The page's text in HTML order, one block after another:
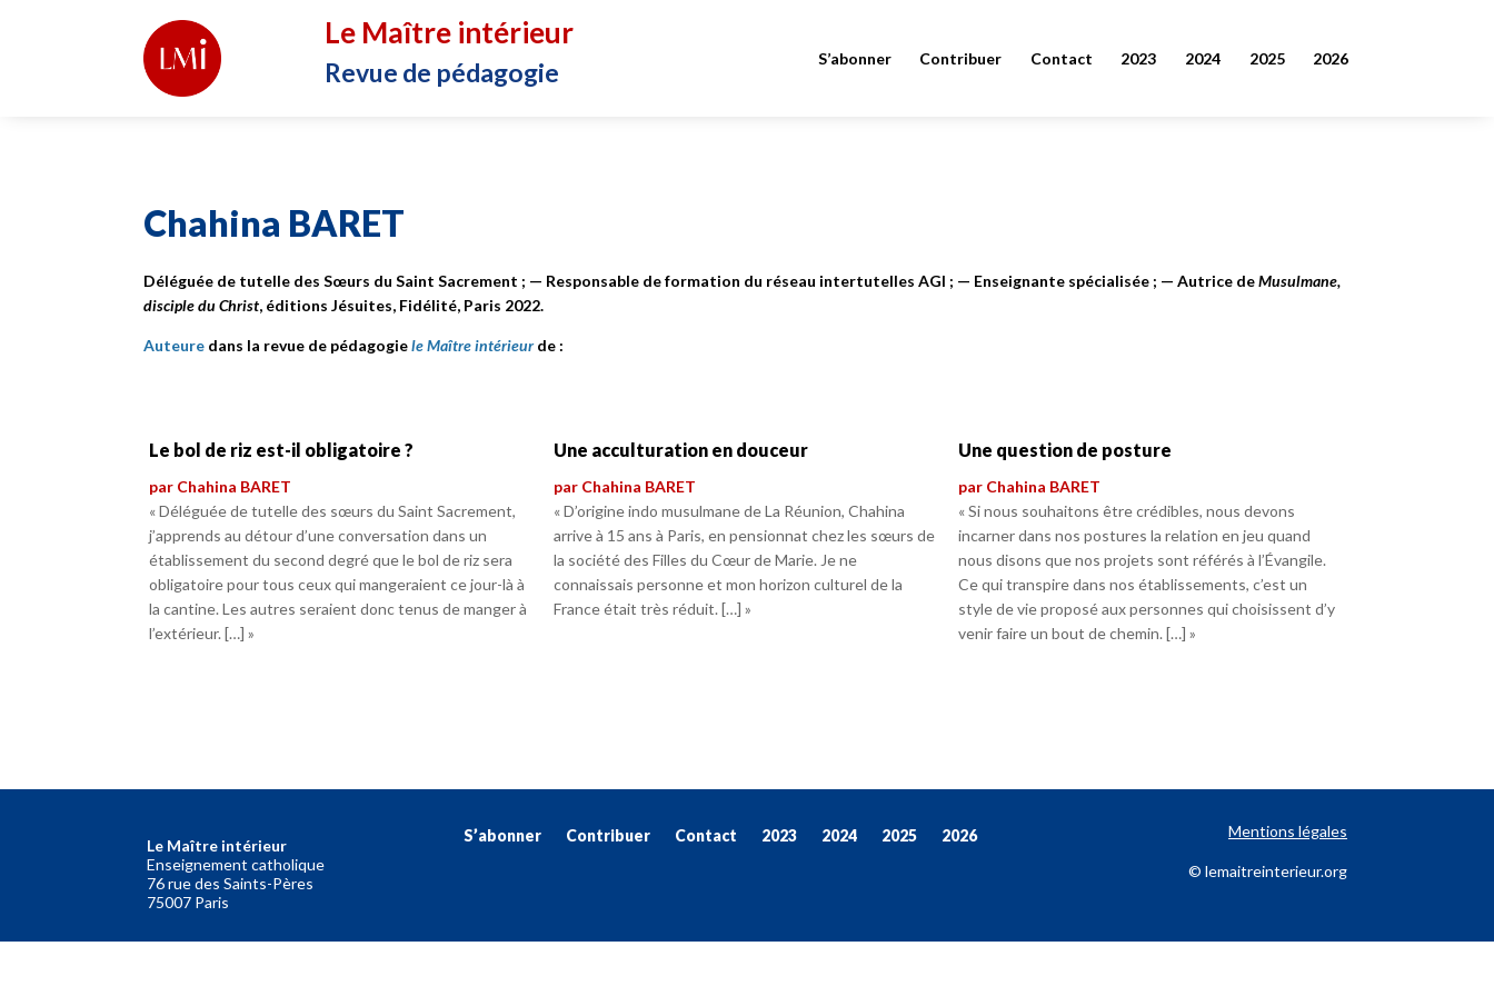
Le Maître intérieur
Revue de pédagogie S’abonner Contribuer Contact 2023 2024 2025 2026
Chahina BARET
Déléguée de tutelle des Sœurs du Saint Sacrement ; — Responsable de formation du réseau intertutelles AGI ; — Enseignante spécialisée ; — Autrice deMusulmane,
disciple du Christ, éditions Jésuites, Fidélité, Paris 2022.
Auteure dans la revue de pédagogiele Maître intérieurde :
Le bol de riz est-il obligatoire ?
par Chahina BARET
« Déléguée de tutelle des sœurs du Saint Sacrement,
j’apprends au détour d’une conversation dans un
établissement du second degré que le bol de riz sera
obligatoire pour tous ceux qui mangeraient ce jour-là à
la cantine. Les autres seraient donc tenus de manger à
l’extérieur. […] »
Une acculturation en douceur
par Chahina BARET
« D’origine indo musulmane de La Réunion, Chahina
arrive à 15 ans à Paris, en pensionnat chez les sœurs de
la société des Filles du Cœur de Marie. Je ne
connaissais personne et mon horizon culturel de la
France était très réduit. […] »
Une question de posture
par Chahina BARET
« Si nous souhaitons être crédibles, nous devons
incarner dans nos postures la relation en jeu quand
nous disons que nos projets sont référés à l’Évangile.
Ce qui transpire dans nos établissements, c’est un
style de vie proposé aux personnes qui choisissent d’y
venir faire un bout de chemin. […] »
Le Maître intérieur
Enseignement catholique
76 rue des Saints-Pères
75007 Paris
S’abonner Contribuer Contact 2023 2024 2025 2026 Mentions légales
© lemaitreinterieur.org